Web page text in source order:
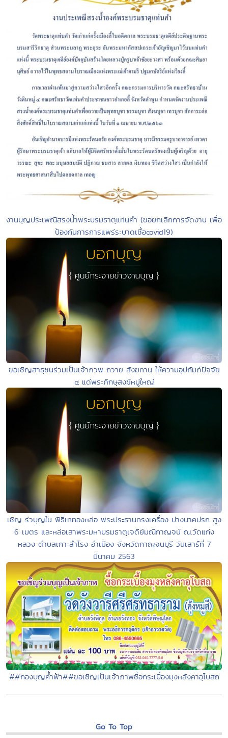
งานบุญประเพณีสรงน้ำพระบรมธาตุแท่นคำ (ขอยกเลิกการจัดงาน เพื่อ
ป้องกันการการแพร่ระบาดเชื้อcovid19)
ขอเชิญสาธุชนร่วมเป็นเจ้าภวพ ถวาย สังฆทาน ให้ความอุปถัมภ์ปัจจัย
๔ แด่พระภิกษุสงฆ์หมู่ใหญ่
เชิญ ร่วบุญใน พิธีเททองหล่อ พระประธานทรงเครื่อง ปางนาคปรก สูง
6 เมตร และหล่อเสาพระมหาบรมธาตุเจดีย์มณีกาญจน์ ณ.วัดแก่ง
หลวง ตำบลเกาะสำโรง อำเมือง จังหวัดกาญจนบุรี วันเสาร์ที่ 7
มีนาคม 2563
##กองบุญค้ำฟ้า##ขอเชิญเป็นเจ้าภาพซื้อกระเบื้องมุงหลังคาอุโบสถ
Go To Top